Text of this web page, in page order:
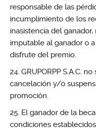
responsable de las
incumplimiento de los
inasistencia del
imputable al ganador o
disfrute del premio.
GRUPORPP S.A.C.
cancelación y/o
promoción.
El ganador de la
condiciones